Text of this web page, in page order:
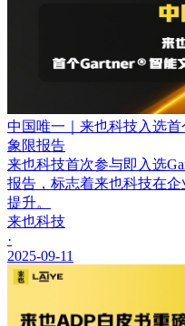
中国唯一｜来也科技入选
象限报告
来也科技首次参与即入选
报告，标志着来也科技在
提升。
来也科技
·
2025-09-11